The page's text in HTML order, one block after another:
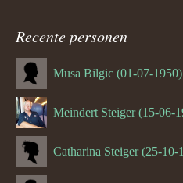
Recente personen
Musa Bilgic (01-07-1950)
Meindert Steiger (15-06-
Catharina Steiger (25-10-